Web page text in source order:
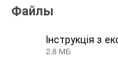
Файлы
Інструкція з
2.8 МБ